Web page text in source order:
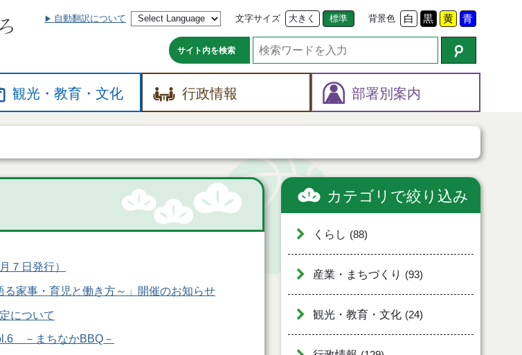
自動翻訳について 文字サイズ 大きく 標準 背景色 白 黒 黄 青
サイト内を検索
観光・教育・文化 行政情報 部署別案内
７日発行）
る家事・育児と働き方～」開催のお知らせ
について
－まちなかBBQ－
カテゴリで絞り込み
くらし (88)
産業・まちづくり (93)
観光・教育・文化 (24)